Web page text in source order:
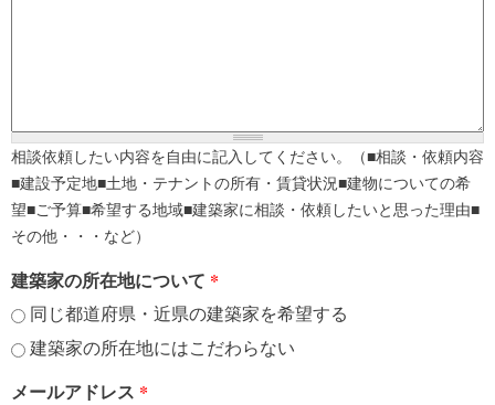
相談依頼したい内容を自由に記入してください。（■相談・依頼内容
■建設予定地■土地・テナントの所有・賃貸状況■建物についての希
望■ご予算■希望する地域■建築家に相談・依頼したいと思った理由■
その他・・・など）
建築家の所在地について *
同じ都道府県・近県の建築家を希望する
建築家の所在地にはこだわらない
メールアドレス *